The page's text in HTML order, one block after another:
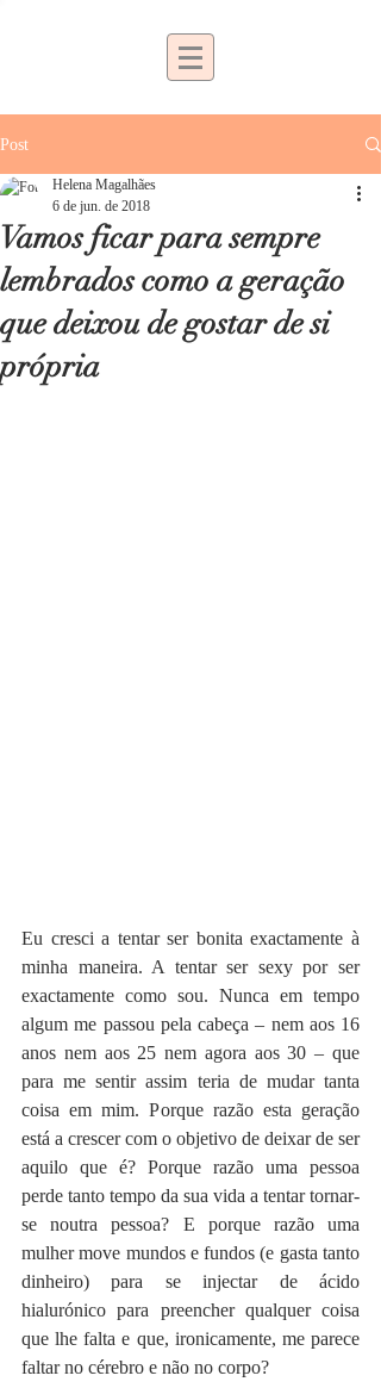
Post
Vamos ficar para sempre
lembrados como a geração
que deixou de gostar de si
própria
Helena Magalhães
6 de jun. de 2018
Eu cresci a tentar ser bonita exactamente à
minha maneira. A tentar ser sexy por ser
exactamente como sou. Nunca em tempo
algum me passou pela cabeça – nem aos 16
anos nem aos 25 nem agora aos 30 – que
para me sentir assim teria de mudar tanta
coisa em mim. Porque razão esta geração
está a crescer com o objetivo de deixar de ser
aquilo que é? Porque razão uma pessoa
perde tanto tempo da sua vida a tentar tornar-
se noutra pessoa? E porque razão uma
mulher move mundos e fundos (e gasta tanto
dinheiro) para se injectar de ácido
hialurónico para preencher qualquer coisa
que lhe falta e que, ironicamente, me parece
faltar no cérebro e não no corpo?